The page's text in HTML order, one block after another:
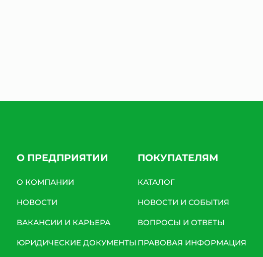
О ПРЕДПРИЯТИИ
О КОМПАНИИ
НОВОСТИ
ВАКАНСИИ И КАРЬЕРА
ЮРИДИЧЕСКИЕ ДОКУМЕНТЫ
ПОКУПАТЕЛЯМ
КАТАЛОГ
НОВОСТИ И СОБЫТИЯ
ВОПРОСЫ И ОТВЕТЫ
ПРАВОВАЯ ИНФОРМАЦИЯ